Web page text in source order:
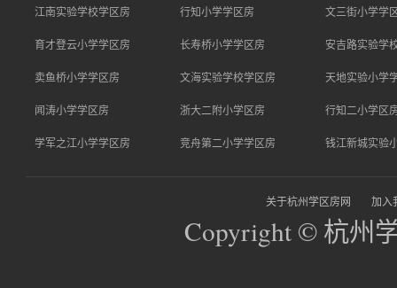
江南实验学校学区房 行知小学学区房 文三街小学学
育才登云小学学区房 长寿桥小学学区房 安吉路实验学
卖鱼桥小学学区房 文海实验学校学区房 天地实验小学
闻涛小学学区房 浙大二附小学区房 行知二小学区
学军之江小学学区房 竞舟第二小学学区房 钱江新城实验
关于杭州学区房网 加入
Copyright © 杭州